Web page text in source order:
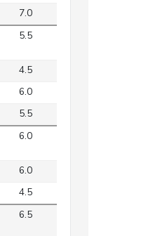
7.0
5.5
4.5
6.0
5.5
6.0
6.0
4.5
6.5